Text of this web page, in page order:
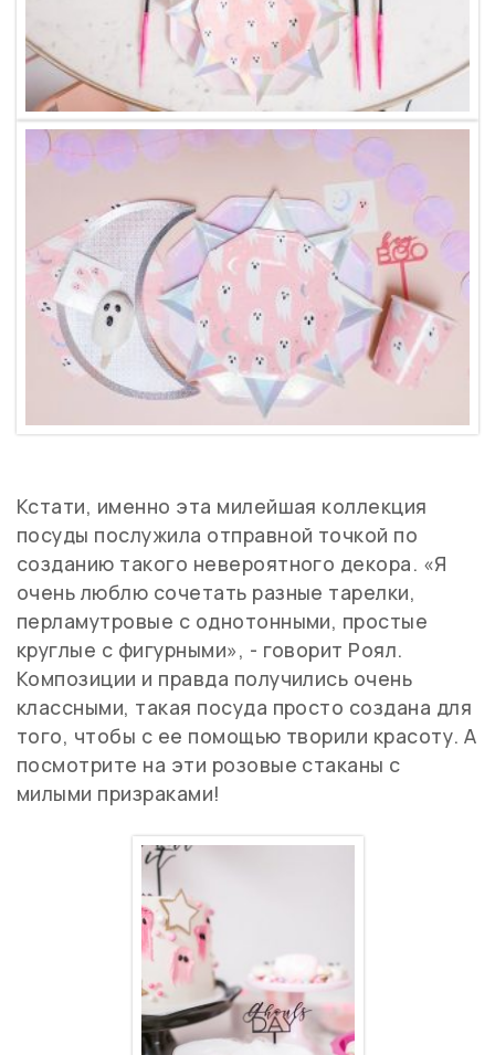
Кстати, именно эта милейшая коллекция
посуды послужила отправной точкой по
созданию такого невероятного декора. «Я
очень люблю сочетать разные тарелки,
перламутровые с однотонными, простые
круглые с фигурными», - говорит Роял.
Композиции и правда получились очень
классными, такая посуда просто создана для
того, чтобы с ее помощью творили красоту. А
посмотрите на эти розовые стаканы с
милыми призраками!